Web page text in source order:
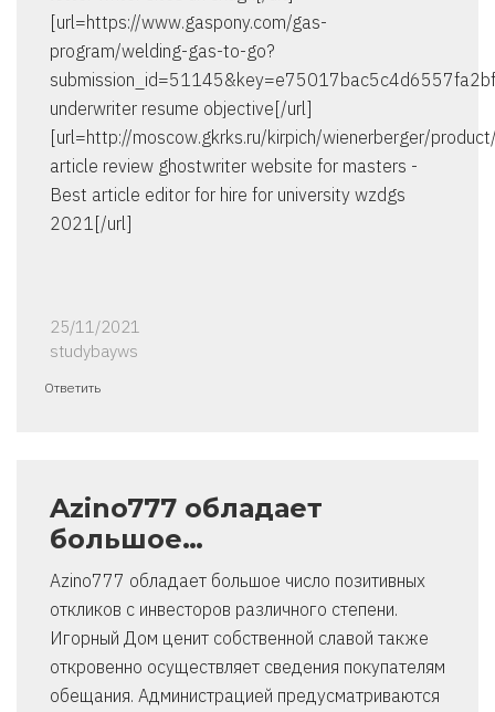
[url=https://www.gaspony.com/gas-
program/welding-gas-to-go?
underwriter resume objective[/url]
[url=http://moscow.gkrks.ru/kirpich/wienerberger/
article review ghostwriter website for masters -
Best article editor for hire for university wzdgs
2021[/url]
25/11/2021
studybayws
Ответить
Azino777 обладает
большое…
Azino777 обладает большое число позитивных
откликов с инвесторов различного степени.
Игорный Дом ценит собственной славой также
откровенно осуществляет сведения покупателям
обещания. Администрацией предусматриваются